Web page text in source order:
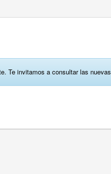
Te invitamos a consultar las nuevas